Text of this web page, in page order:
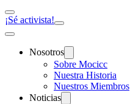
¡Sé activista!
Nosotros
Sobre Mocicc
Nuestra Historia
Nuestros Miembros
Noticias